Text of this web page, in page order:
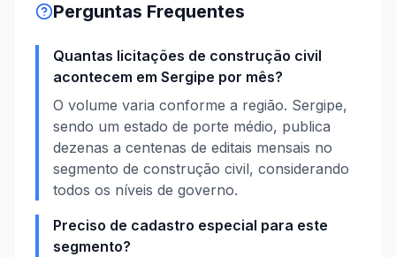
Perguntas Frequentes
Quantas licitações de construção civil
acontecem em Sergipe por mês?
O volume varia conforme a região. Sergipe,
sendo um estado de porte médio, publica
dezenas a centenas de editais mensais no
segmento de construção civil, considerando
todos os níveis de governo.
Preciso de cadastro especial para este
segmento?